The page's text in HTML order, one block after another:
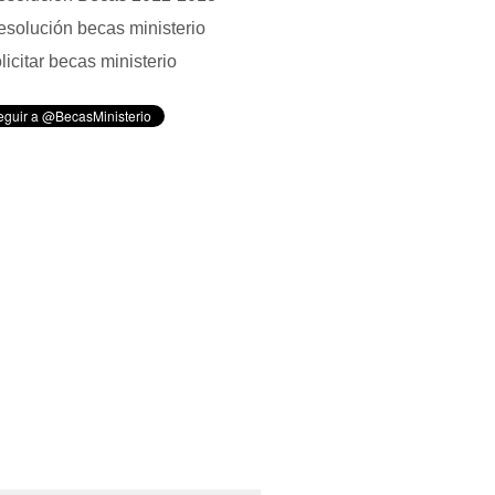
becas ministerio
becas ministerio